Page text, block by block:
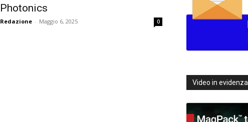
Photonics
Redazione - Maggio 6, 2025 0
Video in evidenza